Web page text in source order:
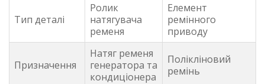
Тип деталі
Ролик
натягувача
ременя
Елемент
ремінного
приводу
Призначення
Натяг ременя
генератора та
кондиціонера
Полікліновий
ремінь